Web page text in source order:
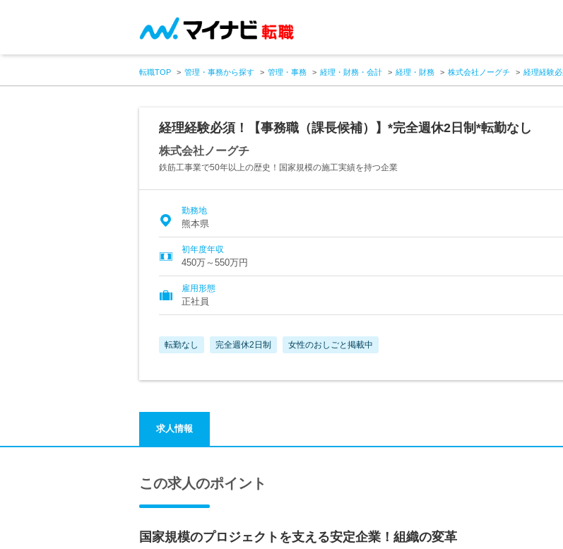
転職TOP 管理・事務から探す 管理・事務 経理・財務・会計 経理・財務 株式会社ノーグチ 経理経験
経理経験必須！【事務職（課長候補）】*完全週休2日制*転勤なし
株式会社ノーグチ
鉄筋工事業で50年以上の歴史！国家規模の施工実績を持つ企業
勤務地
熊本県
初年度年収
450万～550万円
雇用形態
正社員
転勤なし 完全週休2日制 女性のおしごと掲載中
求人情報
この求人のポイント
国家規模のプロジェクトを支える安定企業！組織の変革